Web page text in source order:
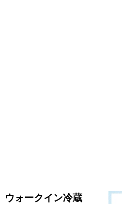
ウォークイン冷蔵